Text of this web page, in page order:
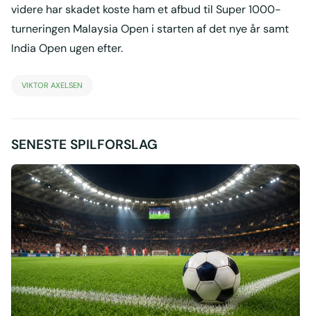
videre har skadet koste ham et afbud til Super 1000-
turneringen Malaysia Open i starten af det nye år samt
India Open ugen efter.
VIKTOR AXELSEN
SENESTE SPILFORSLAG